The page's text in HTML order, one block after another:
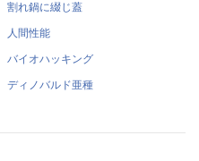
割れ鍋に綴じ蓋
人間性能
バイオハッキング
ディノバルド亜種